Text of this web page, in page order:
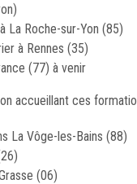
La Roche-sur-Yon (85)
à Rennes (35)
(77) à venir
accueillant ces
La Vôge-les-Bains (88)
(06)